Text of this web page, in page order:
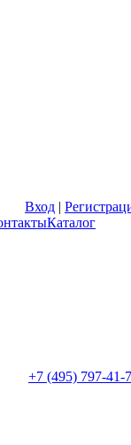
Вход |
Каталог
+7 (495) 797-41-